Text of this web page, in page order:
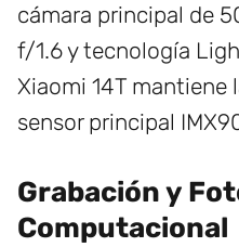
cámara principal de
f/1.6 y tecnología
Xiaomi 14T mantiene
sensor principal
Grabación y
Computacional